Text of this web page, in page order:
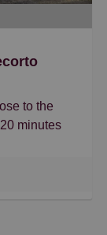
minutes
step up to
doors,